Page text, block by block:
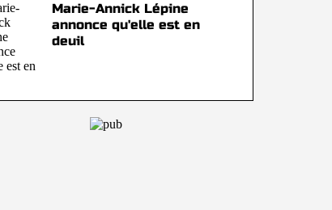
Marie-Annick Lépine
annonce qu'elle est en
deuil